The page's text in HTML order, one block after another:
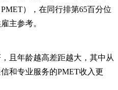
），在同行排第65百分位
主参考。
且年龄越高差距越大，其中从
和专业服务的PMET收入更